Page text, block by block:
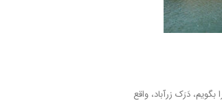
دَرَک زرآباد، واقع